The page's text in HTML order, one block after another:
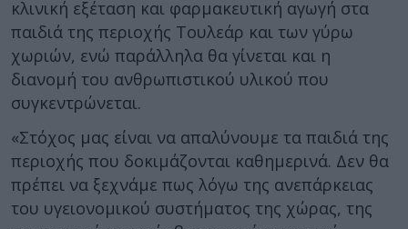
κλινική εξέταση και φαρμακευτική αγωγή στα
παιδιά της περιοχής Τουλεάρ και των γύρω
χωριών, ενώ παράλληλα θα γίνεται και η
διανομή του ανθρωπιστικού υλικού που
συγκεντρώνεται.
«Στόχος μας είναι να απαλύνουμε τα παιδιά της
περιοχής που δοκιμάζονται καθημερινά. Δεν θα
πρέπει να ξεχνάμε πως λόγω της ανεπάρκειας
του υγειονομικού συστήματος της χώρας, της